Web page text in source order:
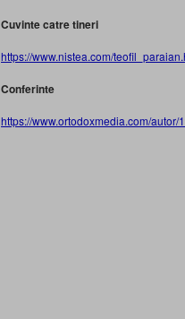
Cuvinte catre tineri
https://www.nistea.com/
Conferinte
https://www.ortodoxmedia.com/autor/